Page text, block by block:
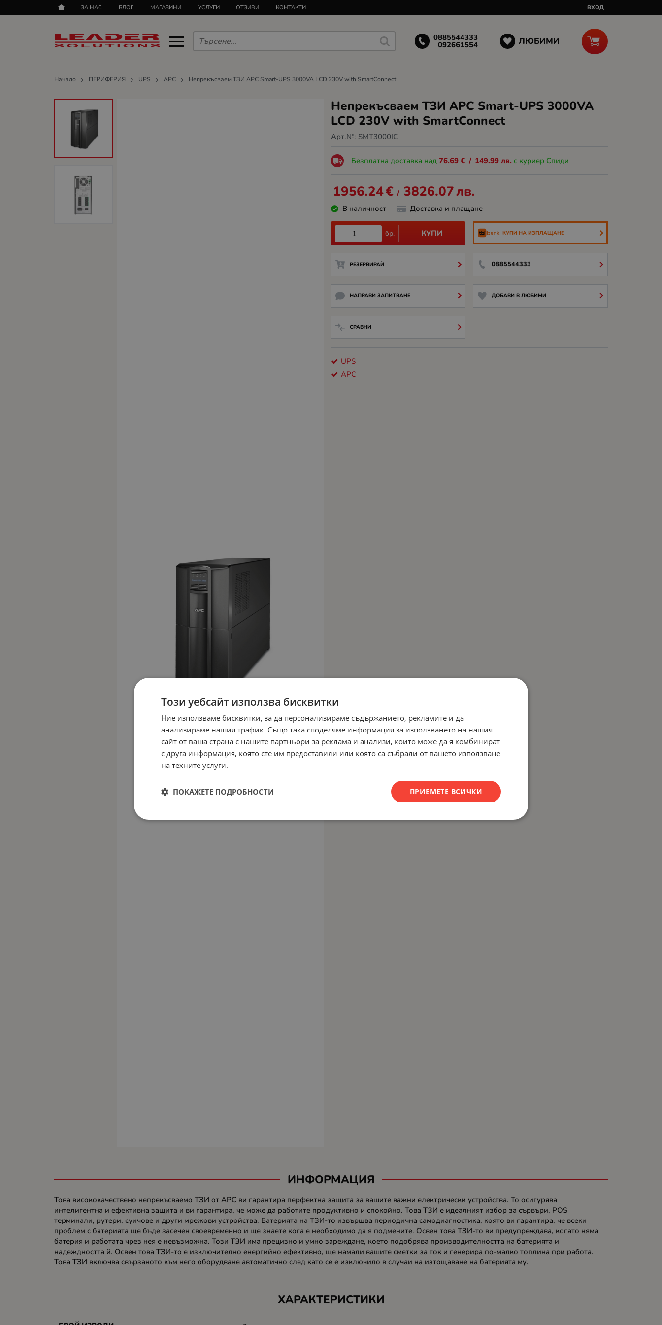
ЗА НАС БЛОГ МАГАЗИНИ УСЛУГИ ОТЗИВИ КОНТАКТИ ВХОД
0885544333
092661554 ЛЮБИМИ
Начало ПЕРИФЕРИЯ UPS APC Непрекъсваем ТЗИ APC Smart-UPS 3000VA LCD 230V with SmartConnect
Непрекъсваем ТЗИ APC Smart-UPS 3000VA
LCD 230V with SmartConnect
Арт.№: SMT3000IC
Безплатна доставка над76.69 € / 149.99 лв. с куриер Спиди
1956.24€ / 3826.07лв.
В наличност Доставка и плащане
бр. КУПИ КУПИ НА ИЗПЛАЩАНЕ
РЕЗЕРВИРАЙ 0885544333
НАПРАВИ ЗАПИТВАНЕ ДОБАВИ В ЛЮБИМИ
СРАВНИ
UPS
APC
ИНФОРМАЦИЯ
Това висококачествено непрекъсваемо ТЗИ от АРС ви гарантира перфектна защита за вашите важни електрически устройства. То осигурява
интелигентна и ефективна защита и ви гарантира, че може да работите продуктивно и спокойно. Това ТЗИ е идеалният избор за сървъри, POS
терминали, рутери, суичове и други мрежови устройства. Батерията на ТЗИ-то извършва периодична самодиагностика, която ви гарантира, че всеки
проблем с батерията ще бъде засечен своевременно и ще знаете кога е необходимо да я подмените. Освен това ТЗИ-то ви предупреждава, когато няма
батерия и работата чрез нея е невъзможна. Този ТЗИ има прецизно и умно зареждане, което подобрява производителността на батерията и
надеждността й. Освен това ТЗИ-то е изключително енергийно ефективно, ще намали вашите сметки за ток и генерира по-малко топлина при работа.
Това ТЗИ включва свързаното към него оборудване автоматично след като се е изключило в случаи на изтощаване на батерията му.
ХАРАКТЕРИСТИКИ
Този уебсайт използва бисквитки
Ние използваме бисквитки, за да персонализираме съдържанието, рекламите и да
анализираме нашия трафик. Също така споделяме информация за използването на нашия
сайт от ваша страна с нашите партньори за реклама и анализи, които може да я комбинират
с друга информация, която сте им предоставили или която са събрали от вашето използване
на техните услуги.
ПРИЕМЕТЕ ВСИЧКИ
ПОКАЖЕТЕ ПОДРОБНОСТИ